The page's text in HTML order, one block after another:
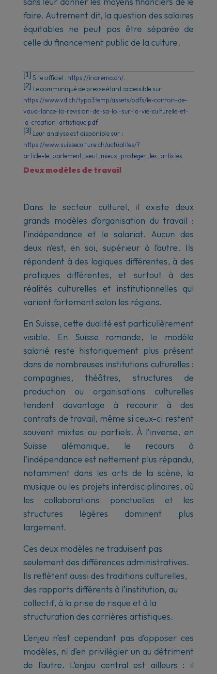
faire. Autrement dit, la question des salaires
équitables ne peut pas être séparée de
celle du financement public de la culture.
[1] Site officiel : https://inarema.ch/.
[2] Le communiqué de presse étant accessible sur
https://www.vd.ch/typo3temp/assets/pdfs/le-canton-de-
vaud-lance-la-revision-de-sa-loi-sur-la-vie-culturelle-et-
la-creation-artistique.pdf
[3] Leur analyse est disponible sur :
https://www.suisseculture.ch/actualites/?
article=le_parlement_veut_mieux_proteger_les_artistes
Deux modèles de travail
Dans le secteur culturel, il existe deux
grands modèles d’organisation du travail :
l’indépendance et le salariat. Aucun des
deux n’est, en soi, supérieur à l’autre. Ils
répondent à des logiques différentes, à des
pratiques différentes, et surtout à des
réalités culturelles et institutionnelles qui
varient fortement selon les régions.
En Suisse, cette dualité est particulièrement
visible. En Suisse romande, le modèle
salarié reste historiquement plus présent
dans de nombreuses institutions culturelles :
compagnies, théâtres, structures de
production ou organisations culturelles
tendent davantage à recourir à des
contrats de travail, même si ceux-ci restent
souvent mixtes ou partiels. À l’inverse, en
Suisse alémanique, le recours à
l’indépendance est nettement plus répandu,
notamment dans les arts de la scène, la
musique ou les projets interdisciplinaires, où
les collaborations ponctuelles et les
structures légères dominent plus
largement.
Ces deux modèles ne traduisent pas
seulement des différences administratives.
Ils reflètent aussi des traditions culturelles,
des rapports différents à l’institution, au
collectif, à la prise de risque et à la
structuration des carrières artistiques.
L’enjeu n’est cependant pas d’opposer ces
modèles, ni d’en privilégier un au détriment
de l’autre. L’enjeu central est ailleurs : il